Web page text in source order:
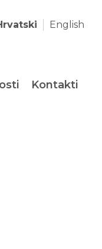
English
Kontakti